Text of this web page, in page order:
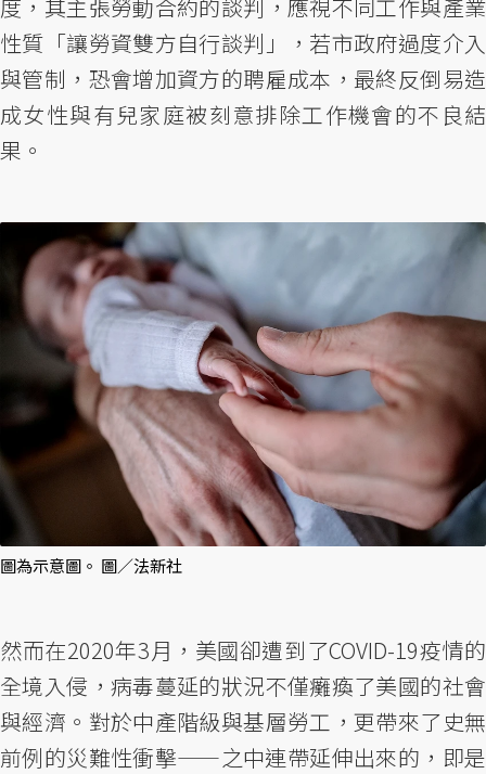
度，其主張勞動合約的談判，應視不同工作與產業
性質「讓勞資雙方自行談判」，若市政府過度介入
與管制，恐會增加資方的聘雇成本，最終反倒易造
成女性與有兒家庭被刻意排除工作機會的不良結
果。
圖為示意圖。 圖／法新社
然而在2020年3月，美國卻遭到了COVID-19疫情的
全境入侵，病毒蔓延的狀況不僅癱瘓了美國的社會
與經濟。對於中產階級與基層勞工，更帶來了史無
前例的災難性衝擊——之中連帶延伸出來的，即是